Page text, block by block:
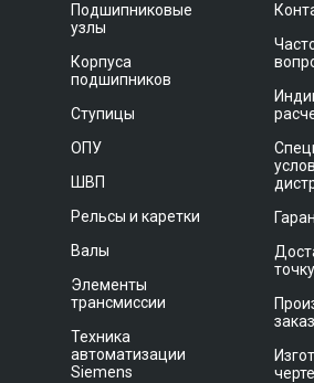
Подшипниковые
узлы
Корпуса
подшипников
Ступицы
ОПУ
ШВП
Рельсы и каретки
Валы
Элементы
трансмиссии
Техника
автоматизации
Siemens